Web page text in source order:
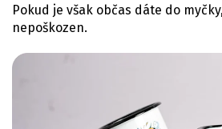
Pokud je však občas dáte do
nepoškozen.